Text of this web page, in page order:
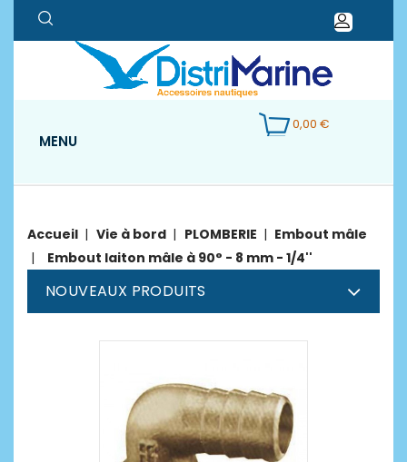
0,00 €
MENU
Accueil Vie à bord PLOMBERIE
Embout mâle
Embout laiton mâle à 90° - 8 mm - 1/4''
NOUVEAUX PRODUITS